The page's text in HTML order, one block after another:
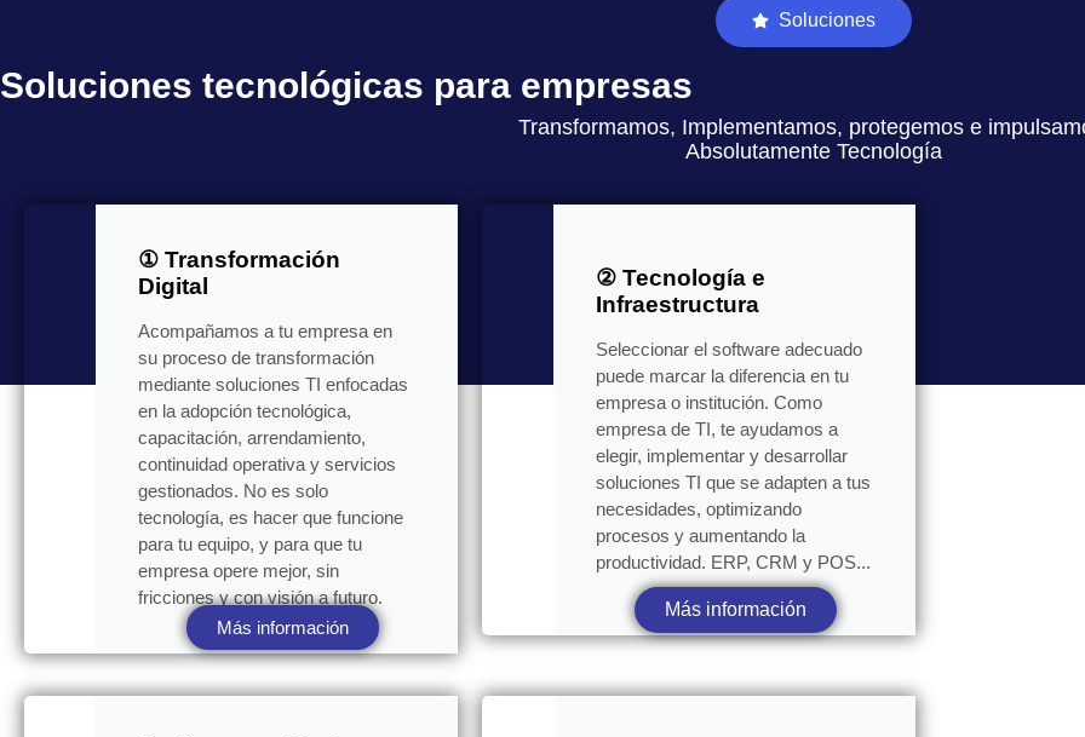
Soluciones
Soluciones tecnológicas para empresas
Transformamos, Implementamos, protegemos e
Absolutamente Tecnología
① Transformación
Digital
Acompañamos a tu empresa en
su proceso de transformación
mediante soluciones TI enfocadas
en la adopción tecnológica,
capacitación, arrendamiento,
continuidad operativa y servicios
gestionados. No es solo
tecnología, es hacer que funcione
para tu equipo, y para que tu
empresa opere mejor, sin
fricciones y con visión a futuro.
Más información
② Tecnología e
Infraestructura
Seleccionar el software adecuado
puede marcar la diferencia en tu
empresa o institución. Como
empresa de TI, te ayudamos a
elegir, implementar y desarrollar
soluciones TI que se adapten a tus
necesidades, optimizando
procesos y aumentando la
productividad. ERP, CRM y POS...
Más información